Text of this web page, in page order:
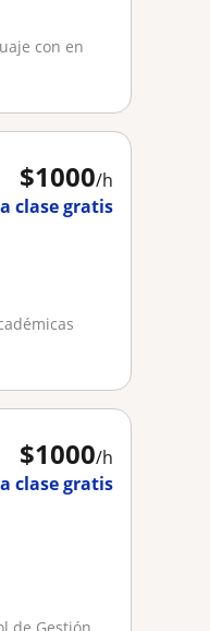
con en
$1000/h
clase gratis
$1000/h
clase gratis